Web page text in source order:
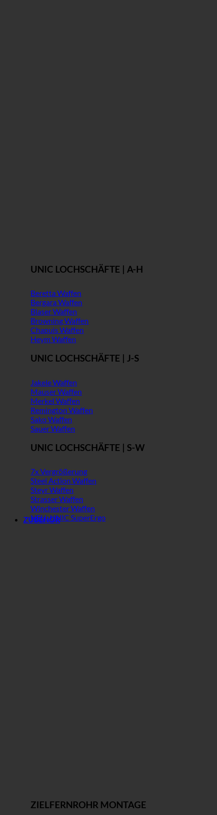
UNIC LOCHSCHÄFTE | A-H
Beretta Waffen
Bergara Waffen
Blaser Waffen
Browning Waffen
Chapuis Waffen
Heym Waffen
UNIC LOCHSCHÄFTE | J-S
Jakele Waffen
Mauser Waffen
Merkel Waffen
Remington Waffen
Sako Waffen
Sauer Waffen
UNIC LOCHSCHÄFTE | S-W
7x Vergrößerung
Steel Action Waffen
Steyr Waffen
Strasser Waffen
Winchester Waffen
NEU: UNIC SuperErgo
ZUBEHÖR
ZIELFERNROHR MONTAGE